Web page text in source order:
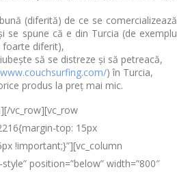
(diferită) de ce se comercializează
se spune că e din Turcia (de exemplu
foarte diferit),
să se distreze și să petreacă,
) în Turcia,
produs la preț mai mic.
vc_row][vc_row
top: 15px
!important;}”][vc_column
position=”below” width=”800″